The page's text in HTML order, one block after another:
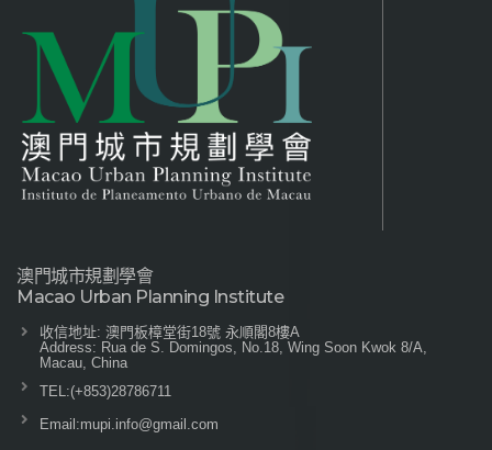
澳門城市規劃學會
Macao Urban Planning Institute
收信地址: 澳門板樟堂街18號 永順閣8樓A
Address: Rua de S. Domingos, No.18, Wing Soon Kwok 8/A,
Macau, China
TEL:(+853)28786711
Email:mupi.info@gmail.com